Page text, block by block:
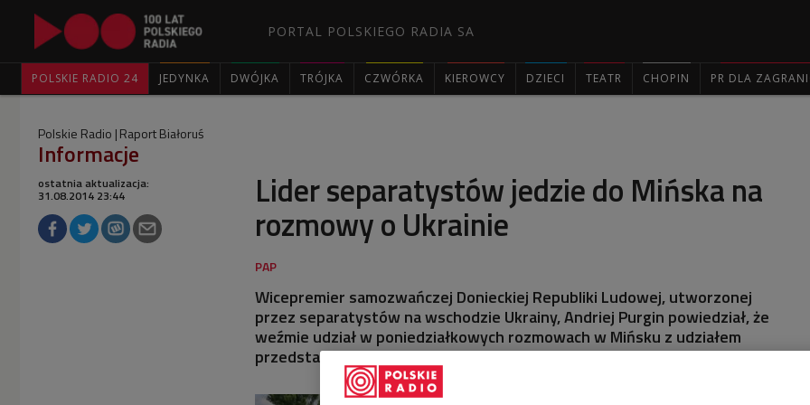
PORTAL POLSKIEGO RADIA SA
POLSKIE RADIO 24 JEDYNKA DWÓJKA TRÓJKA CZWÓRKA KIEROWCY DZIECI TEATR CHOPIN PR DLA
Polskie Radio Raport Białoruś
Informacje
Lider separatystów jedzie do Mińska na
rozmowy o Ukrainie
ostatnia aktualizacja:
31.08.2014 23:44
Wicepremier samozwańczej Donieckiej Republiki Ludowej, utworzonej
przez separatystów na wschodzie Ukrainy, Andriej Purgin powiedział, że
weźmie udział w poniedziałkowych rozmowach w Mińsku z udziałem
przedstawicieli Rosji, Ukrainy i OBWE.